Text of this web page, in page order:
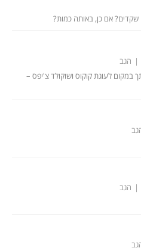
אם כן, באותה כמות?
הגב
במקום לעוגת קוקוס ושוקולד צ'יפס –
הגב